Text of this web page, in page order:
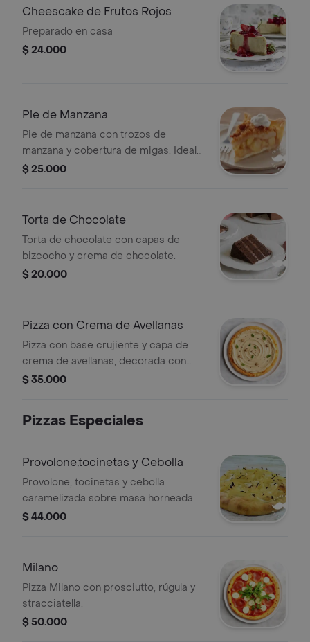
Cheescake de Frutos Rojos
Preparado en casa
$ 24.000
Pie de Manzana
Pie de manzana con trozos de
manzana y cobertura de migas. Ideal
para disfrutar como postre.
$ 25.000
Torta de Chocolate
Torta de chocolate con capas de
bizcocho y crema de chocolate.
$ 20.000
Pizza con Crema de Avellanas
Pizza con base crujiente y capa de
crema de avellanas, decorada con
avellanas enteras y hojas de menta.
$ 35.000
Pizzas Especiales
Provolone,tocinetas y Cebolla
Provolone, tocinetas y cebolla
caramelizada sobre masa horneada.
$ 44.000
Milano
Pizza Milano con prosciutto, rúgula y
stracciatella.
$ 50.000